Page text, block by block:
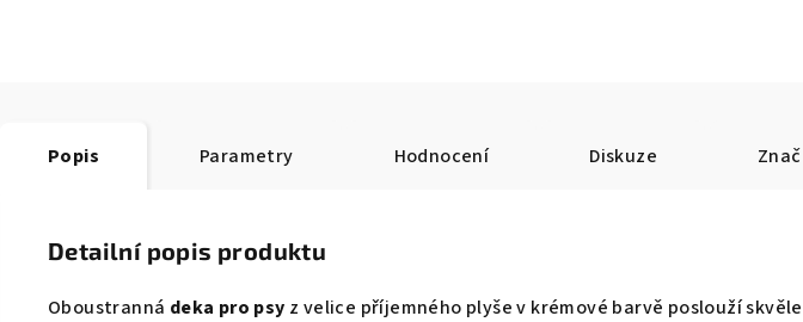
Popis Parametry Hodnocení Diskuze
Detailní popis produktu
Oboustranná deka pro psy z velice příjemného plyše v krémové barvě poslouží